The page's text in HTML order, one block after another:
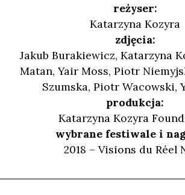
reżyser:
Katarzyna Kozyra
zdjęcia:
Jakub Burakiewicz, Katarzyna
Matan, Yair Moss, Piotr
Szumska, Piotr Wacowski,
produkcja:
Katarzyna Kozyra
wybrane festiwale i
2018 – Visions du Réel